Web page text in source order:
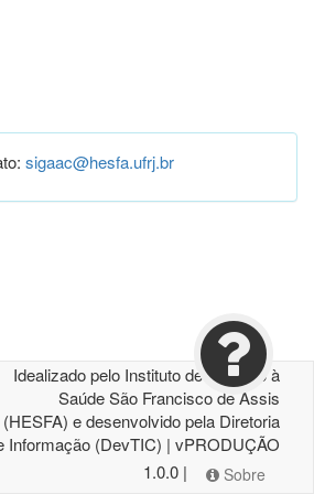
sigaac@hesfa.ufrj.br
Idealizado pelo Instituto de Atenção à
Saúde São Francisco de Assis
(HESFA) e desenvolvido pela Diretoria
Informação (DevTIC) | vPRODUÇÃO
1.0.0 |
Sobre